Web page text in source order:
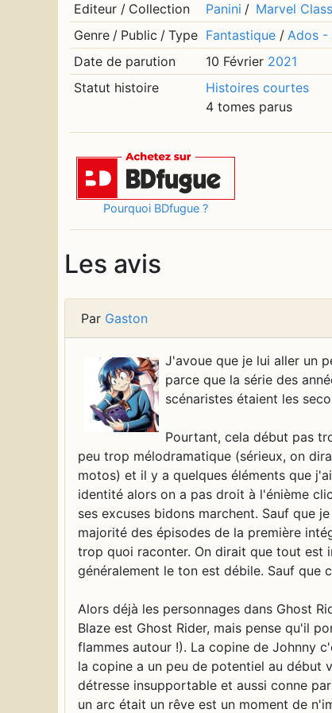
Editeur / Collection Panini / Marvel
Genre / Public / Type Fantastique / Ados -
Date de parution
10 Février 2021
Statut histoire
Histoires courtes
4 tomes parus
Pourquoi BDfugue ?
Les avis
Par Gaston
J'avoue que je lui aller un
parce que la série des
scénaristes étaient les
Pourtant, cela début pas
peu trop mélodramatique (sérieux, on
motos) et il y a quelques éléments que
identité alors on a pas droit à l'énième
ses excuses bidons marchent. Sauf que
majorité des épisodes de la première
trop quoi raconter. On dirait que tout est
généralement le ton est débile. Sauf que
Alors déjà les personnages dans Ghost
Blaze est Ghost Rider, mais pense qu'il
flammes autour !). La copine de Johnny
la copine a un peu de potentiel au début
détresse insupportable et aussi conne
un arc était un rêve est un moment de